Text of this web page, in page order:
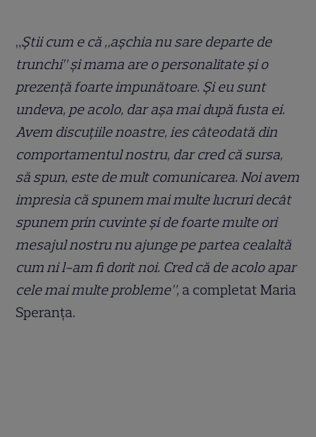
„Știi cum e că „așchia nu sare departe de
trunchi” și mama are o personalitate și o
prezență foarte impunătoare. Și eu sunt
undeva, pe acolo, dar așa mai după fusta ei.
Avem discuțiile noastre, ies câteodată din
comportamentul nostru, dar cred că sursa,
să spun, este de mult comunicarea. Noi avem
impresia că spunem mai multe lucruri decât
spunem prin cuvinte și de foarte multe ori
mesajul nostru nu ajunge pe partea cealaltă
cum ni l-am fi dorit noi. Cred că de acolo apar
cele mai multe probleme”, a completat Maria
Speranța.